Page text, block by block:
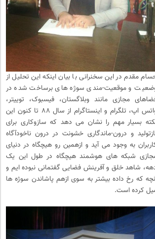
مقدم در این سخنرانی با بیان اینکه این تحلیل از
و موقعیت-مندی سوژه های برساخت شده در
مجازی مانند وبلاگستان، فیسبوک، توییتر،
واتس اپ، تلگرام و اینستاگرام از سال ۸۸ تا کنون این
بسیار مهم را نشان می دهد که سازوکاری برای
و درون-ماندگاری خشونت در درون ناخودآگاه
به وجود می آید و ازهمین رو هیچگاه در دنیای
شبکه های هوشمند هیچگاه در طول این یک
شاهد خلق و آفرینش فضایی گفتمانی نبوده ایم و
که رخ داده بیشتر به سوی ازهم پاشاندن سوژه ها
کرده است.